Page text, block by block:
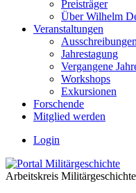
Preisträger
Über Wilhelm
Veranstaltungen
Ausschreibungen
Jahrestagung
Vergangene
Workshops
Exkursionen
Forschende
Mitglied werden
Login
Arbeitskreis